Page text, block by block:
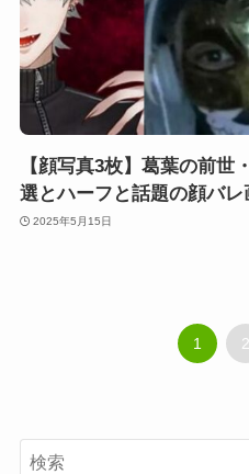
【顔写真3枚】葛葉の前世
選とハーフと話題の顔バレ
2025年5月15日
1 2